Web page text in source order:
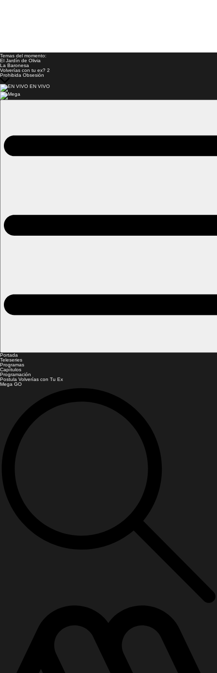
Temas del momento:
El Jardín de Olivia
La Baronesa
Volverías con tu ex? 2
Prohibida Obsesión
EN VIVO
Portada
Teleseries
Programas
Capítulos
Programación
Postula Volverías con Tu Ex
Mega GO